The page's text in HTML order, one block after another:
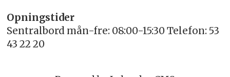
Opningstider
Sentralbord mån-fre: 08:00-15:30 Telefon: 53
43 22 20